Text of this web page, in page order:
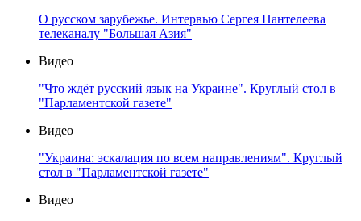
О русском зарубежье. Интервью Сергея Пантелеева
телеканалу "Большая Азия"
Видео
"Что ждёт русский язык на Украине". Круглый стол в
"Парламентской газете"
Видео
"Украина: эскалация по всем направлениям". Круглый
стол в "Парламентской газете"
Видео